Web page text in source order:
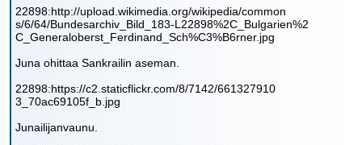
22898:http://upload.wikimedia.org/wikipedia/common
s/6/64/Bundesarchiv_Bild_183-L22898%2C_Bulgarien%2
C_Generaloberst_Ferdinand_Sch%C3%B6rner.jpg
Juna ohittaa Sankrailin aseman.
22898:https://c2.staticflickr.com/8/7142/661327910
3_70ac69105f_b.jpg
Junailijanvaunu.